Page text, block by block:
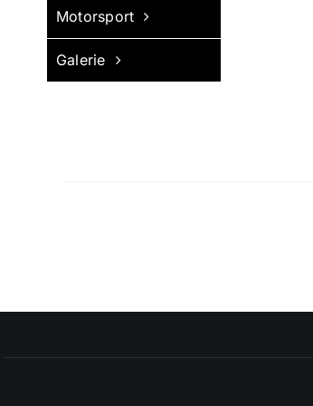
Motorsport
Galerie